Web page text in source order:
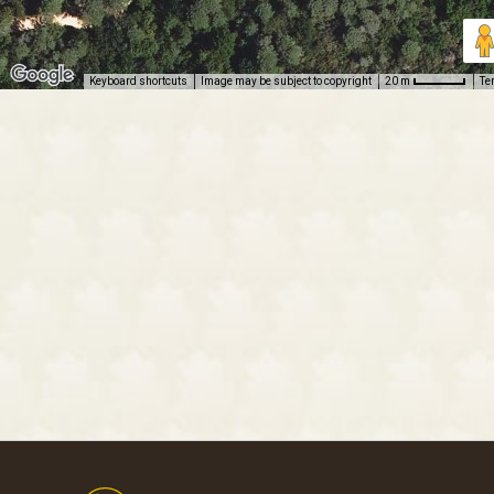
Keyboard shortcuts Image may be subject to copyright 20 m